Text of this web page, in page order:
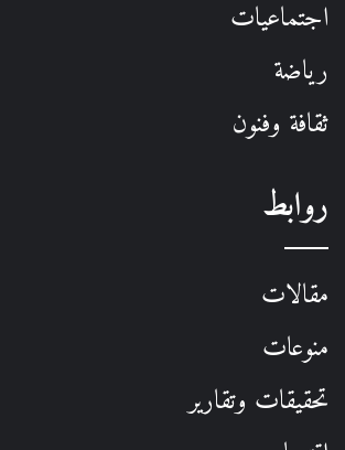
اجتماعيات
رياضة
ثقافة وفنون
روابط
مقالات
منوعات
تحقيقات وتقارير